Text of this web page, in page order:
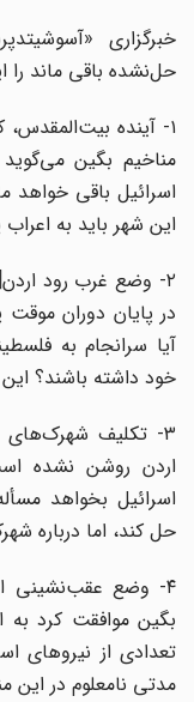
خبرگزاری
حل‌نشده باقی ماند را
مناخیم بگین
اسرائیل باقی خواهد
این شهر باید به
۲- وضع غرب رود
در پایان دوران موقت
آیا سرانجام به
خود داشته باشند؟
۳- تکلیف شهرک‌های
اردن روشن نشده
اسرائیل بخواهد
حل کند، اما درباره
۴- وضع عقب‌نشینی
بگین موافقت کرد به
تعدادی از نیروهای
مدتی نامعلوم در این